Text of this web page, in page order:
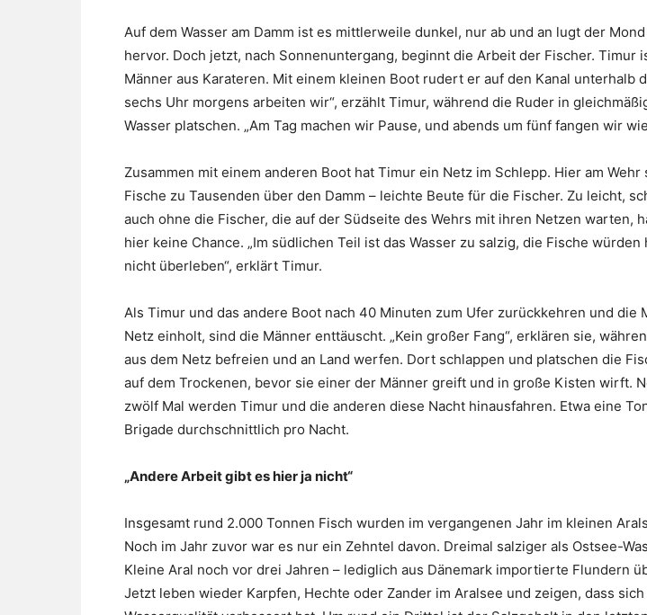
Auf dem Wasser am Damm ist es mittlerweile dunkel, nur ab und an lugt der
hervor. Doch jetzt, nach Sonnenuntergang, beginnt die Arbeit der Fischer. Timur
Männer aus Karateren. Mit einem kleinen Boot rudert er auf den Kanal unterhalb
sechs Uhr morgens arbeiten wir“, erzählt Timur, während die Ruder in
Wasser platschen. „Am Tag machen wir Pause, und abends um fünf fangen wir
Zusammen mit einem anderen Boot hat Timur ein Netz im Schlepp. Hier am Wehr
Fische zu Tausenden über den Damm – leichte Beute für die Fischer. Zu leicht,
auch ohne die Fischer, die auf der Südseite des Wehrs mit ihren Netzen warten,
hier keine Chance. „Im südlichen Teil ist das Wasser zu salzig, die Fische würden
nicht überleben“, erklärt Timur.
Als Timur und das andere Boot nach 40 Minuten zum Ufer zurückkehren und die
Netz einholt, sind die Männer enttäuscht. „Kein großer Fang“, erklären sie,
aus dem Netz befreien und an Land werfen. Dort schlappen und platschen die
auf dem Trockenen, bevor sie einer der Männer greift und in große Kisten wirft.
zwölf Mal werden Timur und die anderen diese Nacht hinausfahren. Etwa eine
Brigade durchschnittlich pro Nacht.
„Andere Arbeit gibt es hier ja nicht“
Insgesamt rund 2.000 Tonnen Fisch wurden im vergangenen Jahr im kleinen
Noch im Jahr zuvor war es nur ein Zehntel davon. Dreimal salziger als Ostsee-
Kleine Aral noch vor drei Jahren – lediglich aus Dänemark importierte Flundern
Jetzt leben wieder Karpfen, Hechte oder Zander im Aralsee und zeigen, dass sich